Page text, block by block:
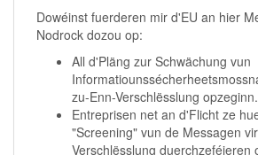
Dowéinst fuerderen mir d'EU an hier
Nodrock dozou op:
All d'Pläng zur Schwächung vun
zu-Enn-Verschlësslung opzeginn.
Entreprisen net an d'Flicht ze
"Screening" vun de Messagen
Verschlësslung duerchzeféieren